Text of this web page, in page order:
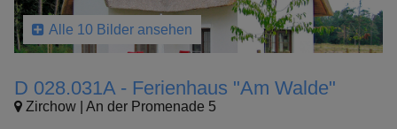
Alle 10 Bilder ansehen
D 028.031A - Ferienhaus "Am Walde"
Zirchow | An der Promenade 5